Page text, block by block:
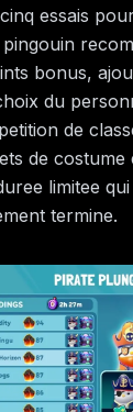
essais
bonus,
du
de
de costume
limitee
termine.